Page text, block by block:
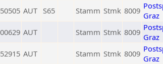
AUT S65 Stamm Stmk 8009 Graz
AUT Stamm Stmk 8009 Graz
AUT Stamm Stmk 8009 Graz